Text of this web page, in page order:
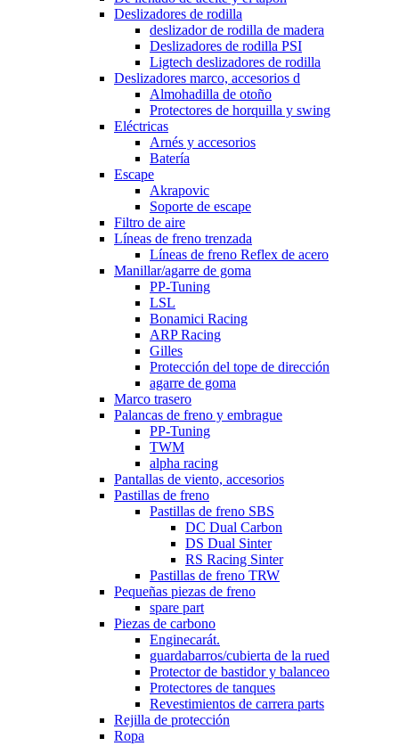
Deslizadores de rodilla
deslizador de rodilla de madera
Deslizadores de rodilla PSI
Ligtech deslizadores de rodilla
Deslizadores marco, accesorios d
Almohadilla de otoño
Protectores de horquilla y swing
Eléctricas
Arnés y accesorios
Batería
Escape
Akrapovic
Soporte de escape
Filtro de aire
Líneas de freno trenzada
Líneas de freno Reflex de acero
Manillar/agarre de goma
PP-Tuning
LSL
Bonamici Racing
ARP Racing
Gilles
Protección del tope de dirección
agarre de goma
Marco trasero
Palancas de freno y embrague
PP-Tuning
TWM
alpha racing
Pantallas de viento, accesorios
Pastillas de freno
Pastillas de freno SBS
DC Dual Carbon
DS Dual Sinter
RS Racing Sinter
Pastillas de freno TRW
Pequeñas piezas de freno
spare part
Piezas de carbono
Enginecarát.
guardabarros/cubierta de la rued
Protector de bastidor y balanceo
Protectores de tanques
Revestimientos de carrera parts
Rejilla de protección
Ropa